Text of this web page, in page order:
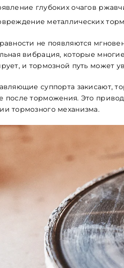
глубоких очагов
металлических
не появляются
вибрация, которые
и тормозной путь может
суппорта закисают,
после торможения. Это
тормозного механизма.
file size: 100 МБ